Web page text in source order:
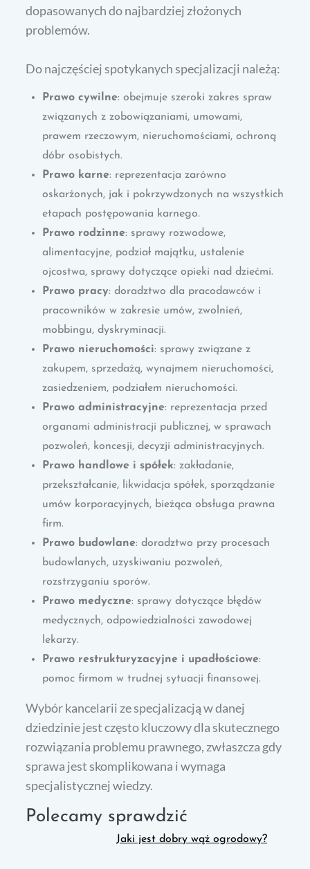
dopasowanych do najbardziej złożonych
problemów.
Do najczęściej spotykanych specjalizacji należą:
Prawo cywilne: obejmuje szeroki zakres spraw
związanych z zobowiązaniami, umowami,
prawem rzeczowym, nieruchomościami, ochroną
dóbr osobistych.
Prawo karne: reprezentacja zarówno
oskarżonych, jak i pokrzywdzonych na wszystkich
etapach postępowania karnego.
Prawo rodzinne: sprawy rozwodowe,
alimentacyjne, podział majątku, ustalenie
ojcostwa, sprawy dotyczące opieki nad dziećmi.
Prawo pracy: doradztwo dla pracodawców i
pracowników w zakresie umów, zwolnień,
mobbingu, dyskryminacji.
Prawo nieruchomości: sprawy związane z
zakupem, sprzedażą, wynajmem nieruchomości,
zasiedzeniem, podziałem nieruchomości.
Prawo administracyjne: reprezentacja przed
organami administracji publicznej, w sprawach
pozwoleń, koncesji, decyzji administracyjnych.
Prawo handlowe i spółek: zakładanie,
przekształcanie, likwidacja spółek, sporządzanie
umów korporacyjnych, bieżąca obsługa prawna
firm.
Prawo budowlane: doradztwo przy procesach
budowlanych, uzyskiwaniu pozwoleń,
rozstrzyganiu sporów.
Prawo medyczne: sprawy dotyczące błędów
medycznych, odpowiedzialności zawodowej
lekarzy.
Prawo restrukturyzacyjne i upadłościowe:
pomoc firmom w trudnej sytuacji finansowej.
Wybór kancelarii ze specjalizacją w danej
dziedzinie jest często kluczowy dla skutecznego
rozwiązania problemu prawnego, zwłaszcza gdy
sprawa jest skomplikowana i wymaga
specjalistycznej wiedzy.
Polecamy sprawdzić
Jaki jest dobry wąż ogrodowy?